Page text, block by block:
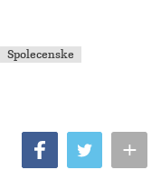
Spolecenske
+